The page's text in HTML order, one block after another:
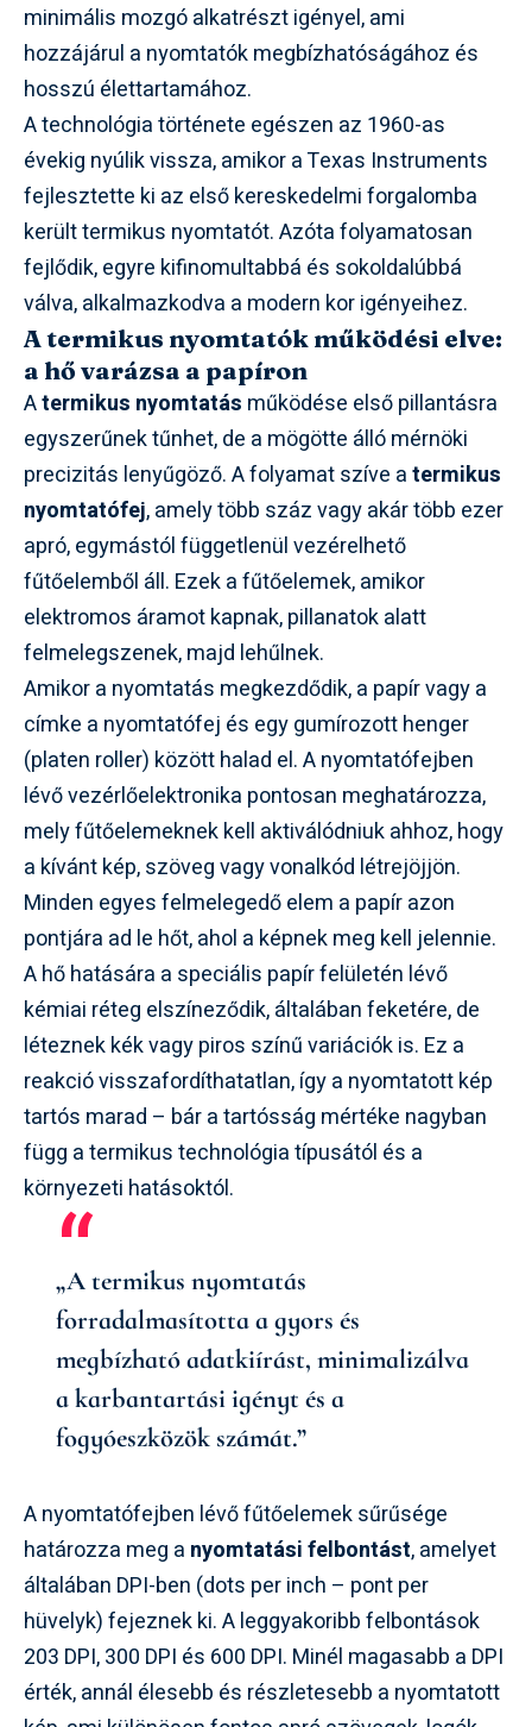
minimális mozgó alkatrészt igényel, ami
hozzájárul a nyomtatók megbízhatóságához és
hosszú élettartamához.
A technológia története egészen az 1960-as
évekig nyúlik vissza, amikor a Texas Instruments
fejlesztette ki az első kereskedelmi forgalomba
került termikus nyomtatót. Azóta folyamatosan
fejlődik, egyre kifinomultabbá és sokoldalúbbá
válva, alkalmazkodva a modern kor igényeihez.
A termikus nyomtatók működési elve:
a hő varázsa a papíron
Atermikus nyomtatás működése első pillantásra
egyszerűnek tűnhet, de a mögötte álló mérnöki
precizitás lenyűgöző. A folyamat szíve atermikus
nyomtatófej, amely több száz vagy akár több ezer
apró, egymástól függetlenül vezérelhető
fűtőelemből áll. Ezek a fűtőelemek, amikor
elektromos áramot kapnak, pillanatok alatt
felmelegszenek, majd lehűlnek.
Amikor a nyomtatás megkezdődik, a papír vagy a
címke a nyomtatófej és egy gumírozott henger
(platen roller) között halad el. A nyomtatófejben
lévő vezérlőelektronika pontosan meghatározza,
mely fűtőelemeknek kell aktiválódniuk ahhoz, hogy
a kívánt kép, szöveg vagy vonalkód létrejöjjön.
Minden egyes felmelegedő elem a papír azon
pontjára ad le hőt, ahol a képnek meg kell jelennie.
A hő hatására a speciális papír felületén lévő
kémiai réteg elszíneződik, általában feketére, de
léteznek kék vagy piros színű variációk is. Ez a
reakció visszafordíthatatlan, így a nyomtatott kép
tartós marad – bár a tartósság mértéke nagyban
függ a termikus technológia típusától és a
környezeti hatásoktól.
„A termikus nyomtatás
forradalmasította a gyors és
megbízható adatkiírást, minimalizálva
a karbantartási igényt és a
fogyóeszközök számát.”
A nyomtatófejben lévő fűtőelemek sűrűsége
határozza meg a nyomtatási felbontást, amelyet
általában DPI-ben (dots per inch – pont per
hüvelyk) fejeznek ki. A leggyakoribb felbontások
203 DPI, 300 DPI és 600 DPI. Minél magasabb a DPI
érték, annál élesebb és részletesebb a nyomtatott